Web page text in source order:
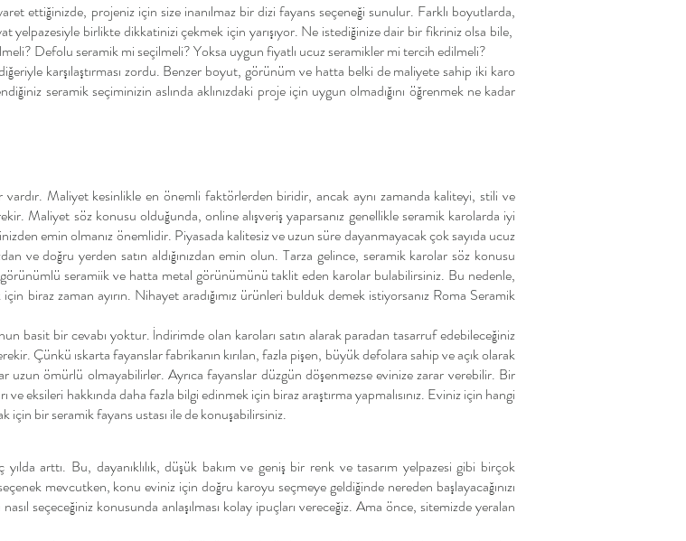
ettiğinizde, projeniz için size inanılmaz bir dizi fayans seçeneği sunulur. Farklı boyutlarda,
birlikte dikkatinizi çekmek için yarışıyor. Ne istediğinize dair bir fikriniz olsa bile,
Defolu seramik mi seçilmeli? Yoksa uygun fiyatlı ucuz seramikler mi tercih edilmeli?
karşılaştırması zordu. Benzer boyut, görünüm ve hatta belki de maliyete sahip iki karo
seramik seçiminizin aslında aklınızdaki proje için uygun olmadığını öğrenmek ne kadar
vardır. Maliyet kesinlikle en önemli faktörlerden biridir, ancak aynı zamanda kaliteyi, stili ve
Maliyet söz konusu olduğunda, online alışveriş yaparsanız genellikle seramik karolarda iyi
emin olmanız önemlidir. Piyasada kalitesiz ve uzun süre dayanmayacak çok sayıda ucuz
ve doğru yerden satın aldığınızdan emin olun. Tarza gelince, seramik karolar söz konusu
seramiik ve hatta metal görünümünü taklit eden karolar bulabilirsiniz. Bu nedenle,
biraz zaman ayırın. Nihayet aradığımız ürünleri bulduk demek istiyorsanız Roma Seramik
basit bir cevabı yoktur. İndirimde olan karoları satın alarak paradan tasarruf edebileceğiniz
Çünkü ıskarta fayanslar fabrikanın kırılan, fazla pişen, büyük defolara sahip ve açık olarak
uzun ömürlü olmayabilirler. Ayrıca fayanslar düzgün döşenmezse evinize zarar verebilir. Bir
eksileri hakkında daha fazla bilgi edinmek için biraz araştırma yapmalısınız. Eviniz için hangi
bir seramik fayans ustası ile de konuşabilirsiniz.
arttı. Bu, dayanıklılık, düşük bakım ve geniş bir renk ve tasarım yelpazesi gibi birçok
mevcutken, konu eviniz için doğru karoyu seçmeye geldiğinde nereden başlayacağınızı
seçeceğiniz konusunda anlaşılması kolay ipuçları vereceğiz. Ama önce, sitemizde yeralan